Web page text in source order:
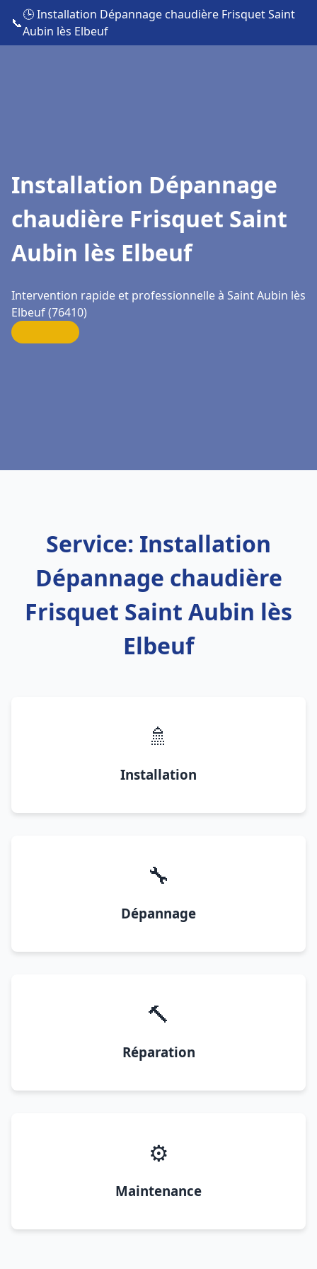
📞
🕒 Installation Dépannage chaudière Frisquet Saint
Aubin lès Elbeuf
Installation Dépannage
chaudière Frisquet Saint
Aubin lès Elbeuf
Intervention rapide et professionnelle à Saint Aubin lès
Elbeuf (76410)
Service: Installation
Dépannage chaudière
Frisquet Saint Aubin lès
Elbeuf
🚿
Installation
🔧
Dépannage
🔨
Réparation
⚙️
Maintenance